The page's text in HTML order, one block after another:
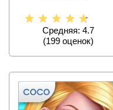
Средняя: 4.7
(199 оценок)